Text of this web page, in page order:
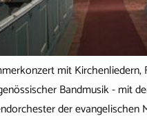
mit Kirchenliedern,
Bandmusik - mit
der evangelischen